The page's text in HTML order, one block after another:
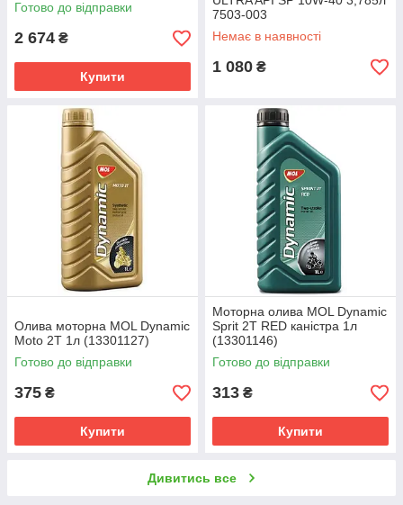
Готово до відправки
2 674 ₴
Купити
7503-003
Немає в наявності
1 080 ₴
Олива моторна MOL Dynamic
Moto 2T 1л (13301127)
Готово до відправки
375 ₴
Купити
Моторна олива MOL Dynamic
Sprit 2T RED каністра 1л
(13301146)
Готово до відправки
313 ₴
Купити
Дивитись все